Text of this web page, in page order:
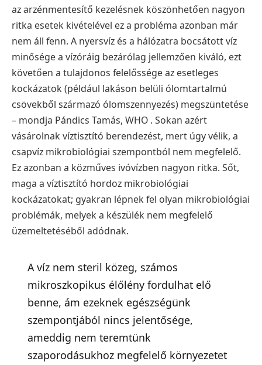
az arzénmentesítő kezelésnek köszönhetően nagyon
ritka esetek kivételével ez a probléma azonban már
nem áll fenn. A nyersvíz és a hálózatra bocsátott víz
minősége a vízóráig bezárólag jellemzően kiváló, ezt
követően a tulajdonos felelőssége az esetleges
kockázatok (például lakáson belüli ólomtartalmú
csövekből származó ólomszennyezés) megszüntetése
– mondja Pándics Tamás, WHO . Sokan azért
vásárolnak víztisztító berendezést, mert úgy vélik, a
csapvíz mikrobiológiai szempontból nem megfelelő.
Ez azonban a közműves ivóvízben nagyon ritka. Sőt,
maga a víztisztító hordoz mikrobiológiai
kockázatokat; gyakran lépnek fel olyan mikrobiológiai
problémák, melyek a készülék nem megfelelő
üzemeltetéséből adódnak.
A víz nem steril közeg, számos
mikroszkopikus élőlény fordulhat elő
benne, ám ezeknek egészségünk
szempontjából nincs jelentősége,
ameddig nem teremtünk
szaporodásukhoz megfelelő környezetet